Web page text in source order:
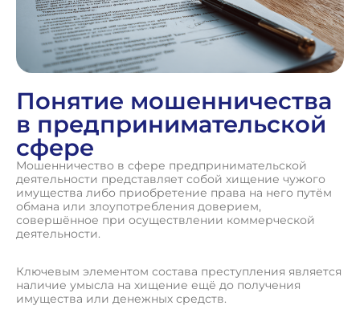
Понятие мошенничества
в предпринимательской
сфере
Мошенничество в сфере предпринимательской
деятельности представляет собой хищение чужого
имущества либо приобретение права на него путём
обмана или злоупотребления доверием,
совершённое при осуществлении коммерческой
деятельности.
Ключевым элементом состава преступления является
наличие умысла на хищение ещё до получения
имущества или денежных средств.